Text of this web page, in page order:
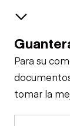
Brakes /
Cab
Seat Belts
General
Para su
tomar la